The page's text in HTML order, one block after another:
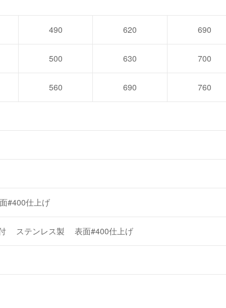
490 620 690
500 630 700
560 690 760
#400仕上げ
ステンレス製 表面#400仕上げ